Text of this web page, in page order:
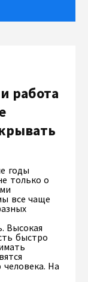
работа
годы
только о
все чаще
Высокая
быстро
На